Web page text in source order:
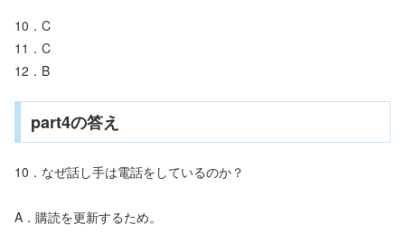
10．C
11．C
12．B
part4の答え
10．なぜ話し手は電話をしているのか？
A．購読を更新するため。